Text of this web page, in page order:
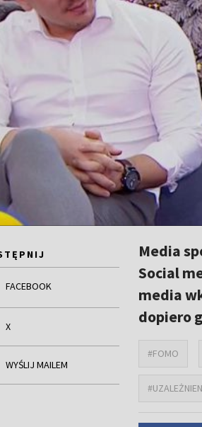
FACEBOOK
X
WYŚLIJ MAILEM
Media
Social
media
dopiero
#FOMO